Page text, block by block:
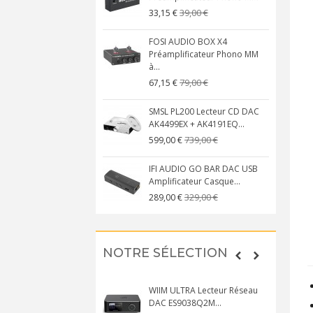
33,15 €39,00 €
FOSI AUDIO BOX X4
Préamplificateur Phono MM
à...
67,15 €79,00 €
SMSL PL200 Lecteur CD DAC
AK4499EX + AK4191EQ...
599,00 €739,00 €
IFI AUDIO GO BAR DAC USB
Amplificateur Casque...
289,00 €329,00 €
NOTRE SÉLECTION
WIIM ULTRA Lecteur Réseau
DAC ES9038Q2M...